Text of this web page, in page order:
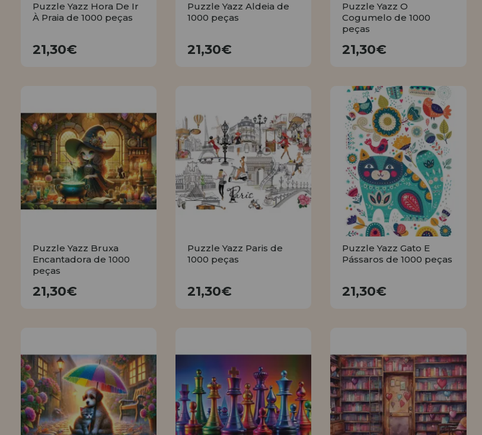
Puzzle Yazz Hora De Ir
À Praia de 1000 peças
21,30€
Puzzle Yazz Aldeia de
1000 peças
21,30€
Puzzle Yazz O
Cogumelo de 1000
peças
21,30€
Puzzle Yazz Bruxa
Encantadora de 1000
peças
21,30€
Puzzle Yazz Paris de
1000 peças
21,30€
Puzzle Yazz Gato E
Pássaros de 1000 peças
21,30€